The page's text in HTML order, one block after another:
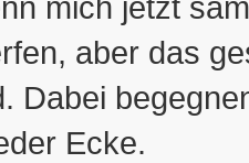
mich jetzt
aber das
Dabei
Ecke.